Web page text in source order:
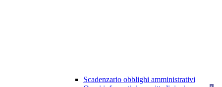
Scadenzario obblighi amministrativi